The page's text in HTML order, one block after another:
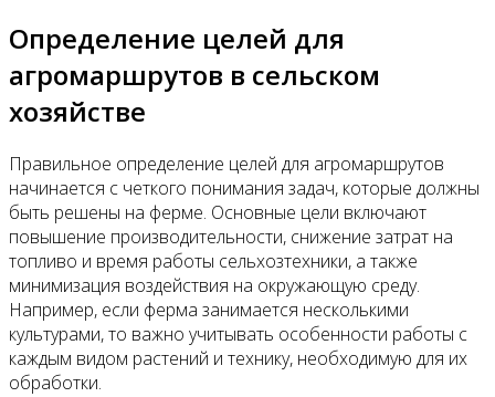
Определение целей для
агромаршрутов в сельском
хозяйстве
Правильное определение целей для агромаршрутов
начинается с четкого понимания задач, которые должны
быть решены на ферме. Основные цели включают
повышение производительности, снижение затрат на
топливо и время работы сельхозтехники, а также
минимизация воздействия на окружающую среду.
Например, если ферма занимается несколькими
культурами, то важно учитывать особенности работы с
каждым видом растений и технику, необходимую для их
обработки.